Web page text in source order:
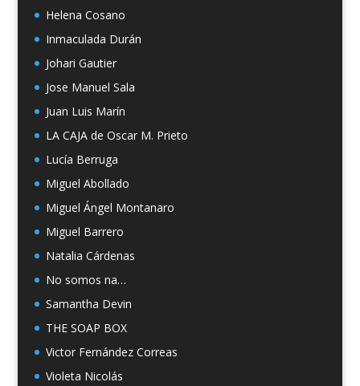
Helena Cosano
Inmaculada Durán
Johari Gautier
Jose Manuel Sala
Juan Luis Marín
LA CAJA de Oscar M. Prieto
Lucía Berruga
Miguel Abollado
Miguel Ángel Montanaro
Miguel Barrero
Natalia Cárdenas
No somos na…
Samantha Devin
THE SOAP BOX
Victor Fernández Correas
Violeta Nicolás